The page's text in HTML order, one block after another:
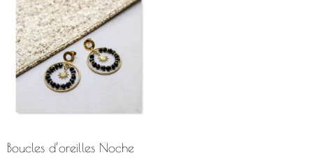
Boucles d’oreilles Noche